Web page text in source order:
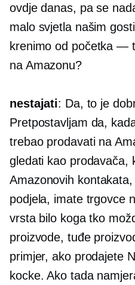
ovdje danas, pa se
malo svjetla našim
krenimo od početka —
na Amazonu?
nestajati: Da, to je
Pretpostavljam da,
trebao prodavati na
gledati kao prodavača,
Amazonovih
podjela, imate trgovce
vrsta bilo koga tko
proizvode, tuđe
primjer, ako prodajete
kocke. Ako tada